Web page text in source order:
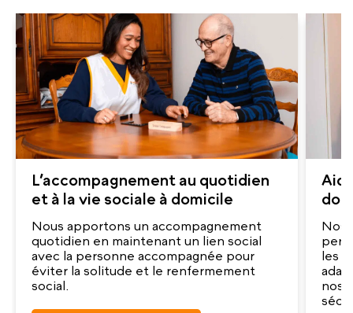
L’accompagnement au quotidien
et à la vie sociale à domicile
Nous apportons un accompagnement
quotidien en maintenant un lien social
avec la personne accompagnée pour
éviter la solitude et le renfermement
social.
Nos
les
nos